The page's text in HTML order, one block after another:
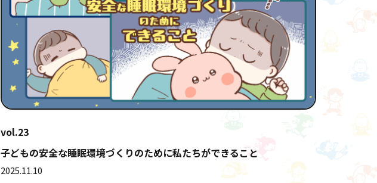
vol.23
子どもの安全な睡眠環境づくりのために私たちができること
2025.11.10